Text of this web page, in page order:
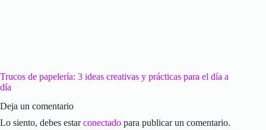
Trucos de papelería: 3 ideas creativas y prácticas para el día a
día
Deja un comentario
Lo siento, debes estarconectado para publicar un comentario.